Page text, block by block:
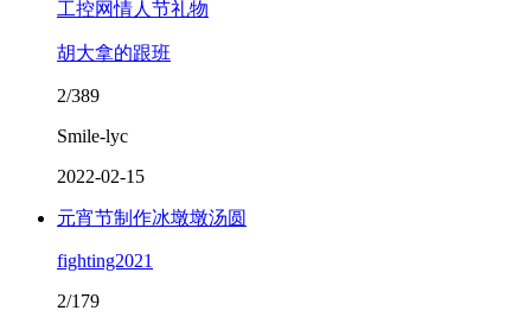
工控网情人节礼物
胡大拿的跟班
2/389
Smile-lyc
2022-02-15
元宵节制作冰墩墩汤圆
fighting2021
2/179